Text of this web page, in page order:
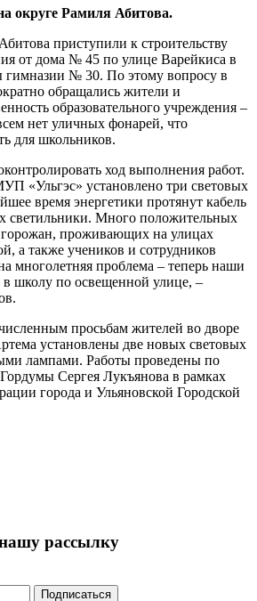
округе Рамиля Абитова.
приступили к строительству
от дома № 45 по улице Варейкиса в
гимназии № 30. По этому вопросу в
обращались жители и
образовательного учреждения –
нет уличных фонарей, что
для школьников.
ход выполнения работ.
«Ульгэс» установлено три световых
время энергетики протянут кабель
светильники. Много положительных
горожан, проживающих на улицах
а также учеников и сотрудников
многолетняя проблема – теперь наши
в школу по освещенной улице, –
просьбам жителей во дворе
установлены две новых световых
лампами. Работы проведены по
Сергея Лукъянова в рамках
города и Ульяновской Городской
рассылку